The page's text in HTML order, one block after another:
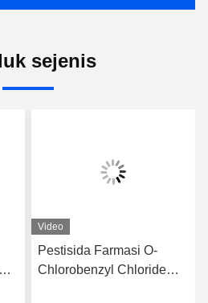
sejenis
Video
Pestisida Farmasi O-
Chlorobenzyl Chloride